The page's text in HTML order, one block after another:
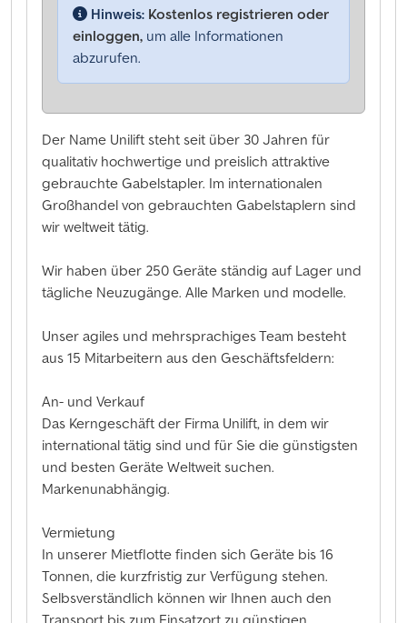
Der Name Unilift steht seit über 30 Jahren für
qualitativ hochwertige und preislich attraktive
gebrauchte Gabelstapler. Im internationalen
Großhandel von gebrauchten Gabelstaplern sind
wir weltweit tätig.
Wir haben über 250 Geräte ständig auf Lager und
tägliche Neuzugänge. Alle Marken und modelle.
Unser agiles und mehrsprachiges Team besteht
aus 15 Mitarbeitern aus den Geschäftsfeldern:
An- und Verkauf
Das Kerngeschäft der Firma Unilift, in dem wir
international tätig sind und für Sie die günstigsten
und besten Geräte Weltweit suchen.
Markenunabhängig.
Vermietung
In unserer Mietflotte finden sich Geräte bis 16
Tonnen, die kurzfristig zur Verfügung stehen.
Selbsverständlich können wir Ihnen auch den
Transport bis zum Einsatzort zu günstigen
Hinweis: Kostenlos registrieren oder
einloggen, um alle Informationen
abzurufen.